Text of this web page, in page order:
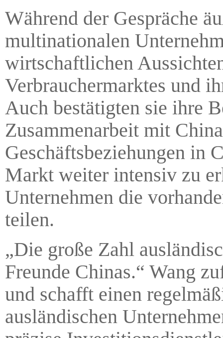
Während der Gespräche
multinationalen
wirtschaftlichen
Verbrauchermarktes und
Auch bestätigten sie ihre
Zusammenarbeit mit
Geschäftsbeziehungen in
Markt weiter intensiv zu
Unternehmen die
teilen.
„Die große Zahl
Freunde Chinas.“ Wang
und schafft einen
ausländischen